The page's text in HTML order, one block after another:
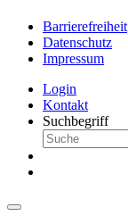
Barrierefreiheit
Datenschutz
Impressum
Login
Kontakt
Suchbegriff